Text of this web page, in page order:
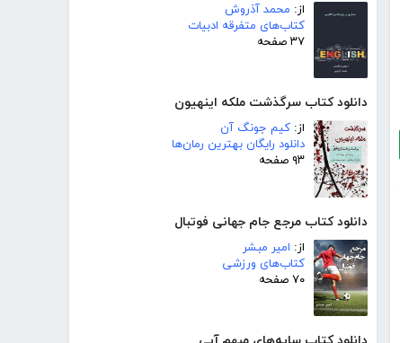
از: محمد آذروش
کتاب‌های متفرقه ادبیات
۳۷ صفحه
دانلود کتاب سرگذشت ملکه اینهیون
از: کیم جونگ آن
دانلود رایگان بهترین رمان‌ها
۹۳ صفحه
دانلود کتاب مرجع جام جهانی فوتبال
از: امیر مبشر
کتاب‌های ورزشی
۷۰ صفحه